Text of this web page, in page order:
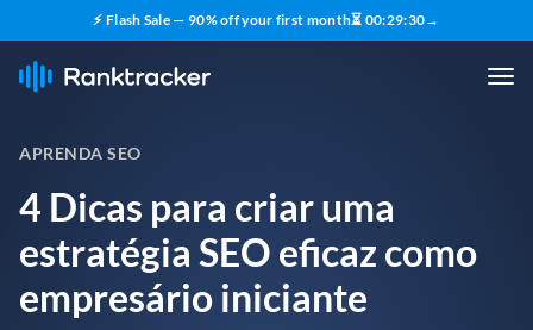
⚡ Flash Sale — 90% off your first month⏳ 00:29:29→
APRENDA SEO
4 Dicas para criar uma
estratégia SEO eficaz como
empresário iniciante